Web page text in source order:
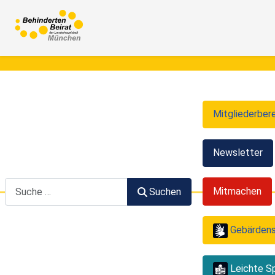
Suchen
Suchen
Newsletter
Mitmachen
Leichte